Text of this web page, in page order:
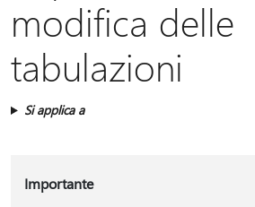
modifica delle
tabulazioni
Si applica a
Importante